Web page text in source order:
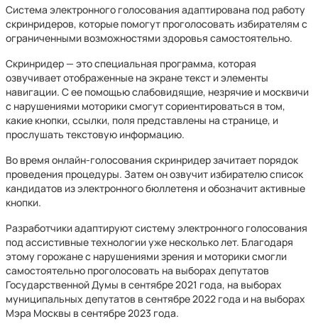
Система электронного голосования адаптирована под работу
скринридеров, которые помогут проголосовать избирателям с
ограниченными возможностями здоровья самостоятельно.
Скринридер — это специальная программа, которая
озвучивает отображенные на экране текст и элементы
навигации. С ее помощью слабовидящие, незрячие и москвичи
с нарушениями моторики смогут сориентироваться в том,
какие кнопки, ссылки, поля представлены на странице, и
прослушать текстовую информацию.
Во время онлайн-голосования скринридер зачитает порядок
проведения процедуры. Затем он озвучит избирателю список
кандидатов из электронного бюллетеня и обозначит активные
кнопки.
Разработчики адаптируют систему электронного голосования
под ассистивные технологии уже несколько лет. Благодаря
этому горожане с нарушениями зрения и моторики смогли
самостоятельно проголосовать на выборах депутатов
Государственной Думы в сентябре 2021 года, на выборах
муниципальных депутатов в сентябре 2022 года и на выборах
Мэра Москвы в сентябре 2023 года.